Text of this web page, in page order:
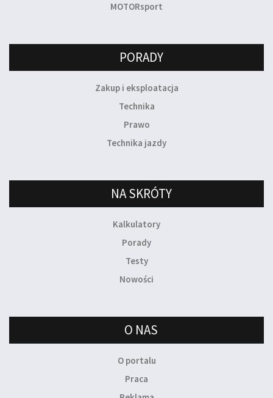
MOTORsport
PORADY
Zakup i eksploatacja
Technika
Prawo
Technika jazdy
NA SKRÓTY
Kalkulatory
Porady
Testy
Nowości
O NAS
O portalu
Praca